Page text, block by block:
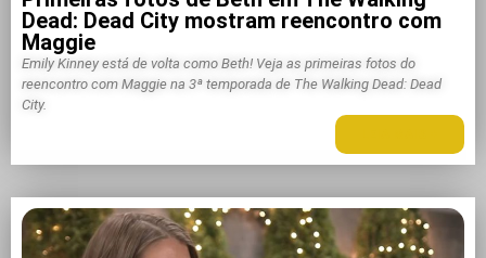
Dead: Dead City mostram reencontro com
Maggie
Emily Kinney está de volta como Beth! Veja as primeiras fotos do
reencontro com Maggie na 3ª temporada de The Walking Dead: Dead
City.